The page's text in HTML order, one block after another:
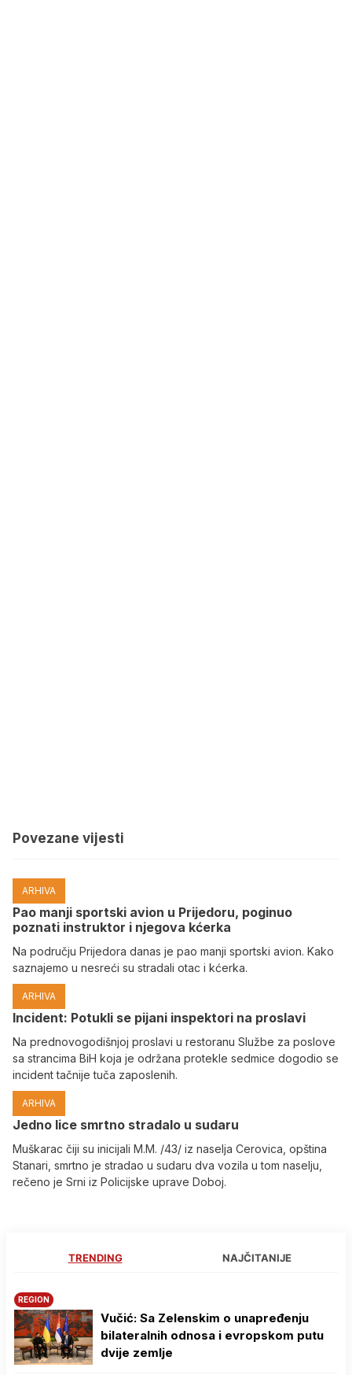
Povezane vijesti
ARHIVA
Pao manji sportski avion u Prijedoru, poginuo
poznati instruktor i njegova kćerka
Na području Prijedora danas je pao manji sportski avion. Kako
saznajemo u nesreći su stradali otac i kćerka.
ARHIVA
Incident: Potukli se pijani inspektori na proslavi
Na prednovogodišnjoj proslavi u restoranu Službe za poslove
sa strancima BiH koja je održana protekle sedmice dogodio se
incident tačnije tuča zaposlenih.
ARHIVA
Јedno lice smrtno stradalo u sudaru
Muškarac čiji su inicijali M.M. /43/ iz naselja Cerovica, opština
Stanari, smrtno je stradao u sudaru dva vozila u tom naselju,
rečeno je Srni iz Policijske uprave Doboj.
TRENDING NAJČITANIJE
REGION
Vučić: Sa Zelenskim o unapređenju
bilateralnih odnosa i evropskom putu
dvije zemlje